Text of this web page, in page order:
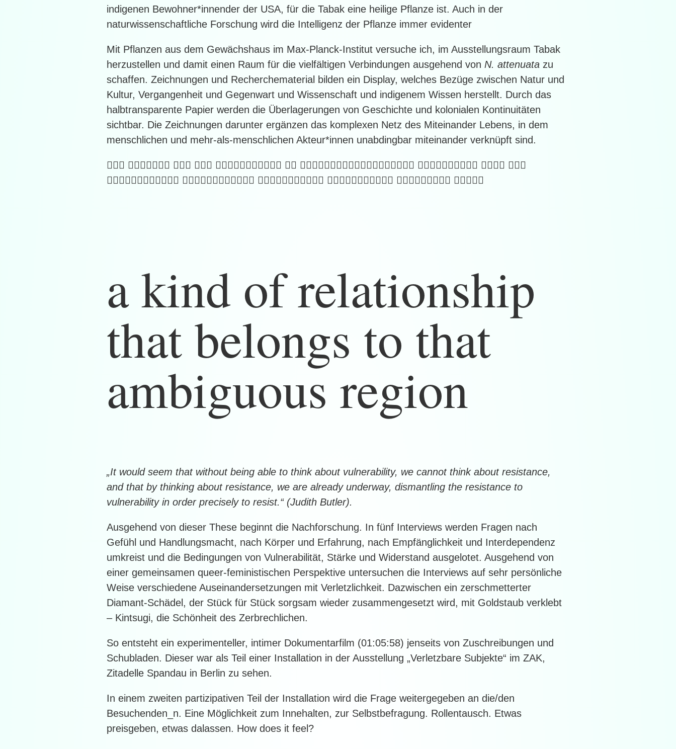
indigenen Bewohner*innender der USA, für die Tabak eine heilige Pflanze ist. Auch in der
naturwissenschaftliche Forschung wird die Intelligenz der Pflanze immer evidenter
Mit Pflanzen aus dem Gewächshaus im Max-Planck-Institut versuche ich, im Ausstellungsraum Tabak
herzustellen und damit einen Raum für die vielfältigen Verbindungen ausgehend von N. attenuata zu
schaffen. Zeichnungen und Recherchematerial bilden ein Display, welches Bezüge zwischen Natur und
Kultur, Vergangenheit und Gegenwart und Wissenschaft und indigenem Wissen herstellt. Durch das
halbtransparente Papier werden die Überlagerungen von Geschichte und kolonialen Kontinuitäten
sichtbar. Die Zeichnungen darunter ergänzen das komplexen Netz des Miteinander Lebens, in dem
menschlichen und mehr-als-menschlichen Akteur*innen unabdingbar miteinander verknüpft sind.
􏰱􏰍􏰅 􏰚􏰂􏰓􏰎􏰝􏰁􏰎 􏰓􏰏􏰣 􏰟􏰁􏰫 􏰑􏰁􏰞􏰴􏰃􏰄􏰣􏰄􏰓􏰏􏰣 􏰍􏰫 􏰱􏰓􏰭􏰼􏰚􏰘􏰓􏰎􏰃􏰯􏰼􏰦􏰎􏰣􏰅􏰍􏰅􏰏􏰅 􏰰􏰁􏰒􏰣􏰏􏰃􏰄􏰏􏰎􏰟 􏰫􏰁􏰄􏰒 􏰓􏰘􏰣
􏰫􏰁􏰎􏰣􏰃􏰄􏰘􏰍􏰃􏰄􏰁􏰎 􏰖􏰯􏰅􏰁􏰏􏰒􏱁􏰍􏰎􏰎􏰁􏰎 􏰏􏰎􏰓􏰢􏰟􏰍􏰎􏰀􏰢􏰓􏰒 􏰫􏰍􏰅􏰁􏰍􏰎􏰓􏰎􏰟􏰁􏰒 􏰰􏰁􏰒􏰯􏰎􏰤􏰛􏰙􏰅 􏰣􏰍􏰎􏰟􏰠
a kind of relationship
that belongs to that
ambiguous region
„It would seem that without being able to think about vulnerability, we cannot think about resistance,
and that by thinking about resistance, we are already underway, dismantling the resistance to
vulnerability in order precisely to resist.“ (Judith Butler).
Ausgehend von dieser These beginnt die Nachforschung. In fünf Interviews werden Fragen nach
Gefühl und Handlungsmacht, nach Körper und Erfahrung, nach Empfänglichkeit und Interdependenz
umkreist und die Bedingungen von Vulnerabilität, Stärke und Widerstand ausgelotet. Ausgehend von
einer gemeinsamen queer-feministischen Perspektive untersuchen die Interviews auf sehr persönliche
Weise verschiedene Auseinandersetzungen mit Verletzlichkeit. Dazwischen ein zerschmetterter
Diamant-Schädel, der Stück für Stück sorgsam wieder zusammengesetzt wird, mit Goldstaub verklebt
– Kintsugi, die Schönheit des Zerbrechlichen.
So entsteht ein experimenteller, intimer Dokumentarfilm (01:05:58) jenseits von Zuschreibungen und
Schubladen. Dieser war als Teil einer Installation in der Ausstellung „Verletzbare Subjekte“ im ZAK,
Zitadelle Spandau in Berlin zu sehen.
In einem zweiten partizipativen Teil der Installation wird die Frage weitergegeben an die/den
Besuchenden_n. Eine Möglichkeit zum Innehalten, zur Selbstbefragung. Rollentausch. Etwas
preisgeben, etwas dalassen. How does it feel?